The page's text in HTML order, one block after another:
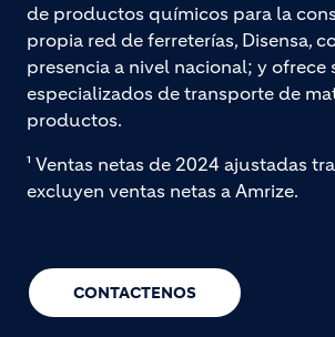
CONTACTENOS
de productos químicos para la
propia red de ferreterías, Disensa,
presencia a nivel nacional; y ofrece
especializados de transporte de
productos.
¹ Ventas netas de 2024 ajustadas
excluyen ventas netas a Amrize.